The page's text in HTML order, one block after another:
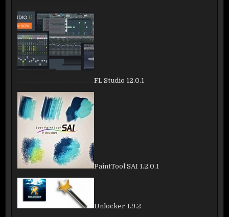
FL Studio 12.0.1
PaintTool SAI 1.2.0.1
Unlocker 1.9.2